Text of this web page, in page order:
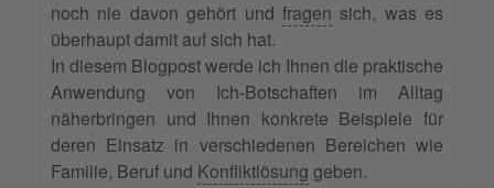
noch nie davon gehört und fragen sich, was es
überhaupt damit auf sich hat.
In diesem Blogpost werde ich Ihnen die praktische
Anwendung von Ich-Botschaften im Alltag
näherbringen und Ihnen konkrete Beispiele für
deren Einsatz in verschiedenen Bereichen wie
Familie, Beruf und Konfliktlösung geben.